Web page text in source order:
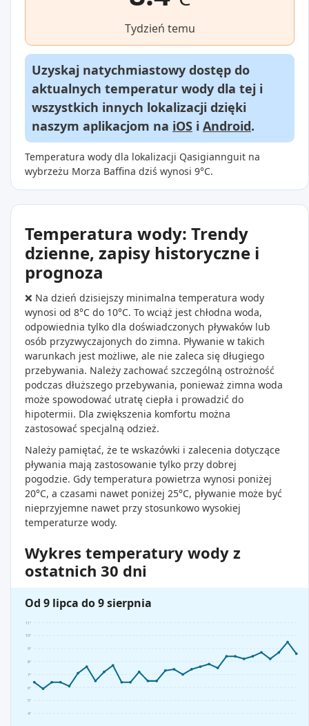
Tydzień temu
Uzyskaj natychmiastowy dostęp do
aktualnych temperatur wody dla tej i
wszystkich innych lokalizacji dzięki
naszym aplikacjom na iOS i Android.
Temperatura wody dla lokalizacji Qasigiannguit na
wybrzeżu Morza Baffina dziś wynosi 9°C.
Temperatura wody: Trendy
dzienne, zapisy historyczne i
prognoza
❌ Na dzień dzisiejszy minimalna temperatura wody
wynosi od 8°C do 10°C. To wciąż jest chłodna woda,
odpowiednia tylko dla doświadczonych pływaków lub
osób przyzwyczajonych do zimna. Pływanie w takich
warunkach jest możliwe, ale nie zaleca się długiego
przebywania. Należy zachować szczególną ostrożność
podczas dłuższego przebywania, ponieważ zimna woda
może spowodować utratę ciepła i prowadzić do
hipotermii. Dla zwiększenia komfortu można
zastosować specjalną odzież.
Należy pamiętać, że te wskazówki i zalecenia dotyczące
pływania mają zastosowanie tylko przy dobrej
pogodzie. Gdy temperatura powietrza wynosi poniżej
20°C, a czasami nawet poniżej 25°C, pływanie może być
nieprzyjemne nawet przy stosunkowo wysokiej
temperaturze wody.
Wykres temperatury wody z
ostatnich 30 dni
Od 9 lipca do 9 sierpnia
4°
5°
6°
7°
8°
9°
10°
11°